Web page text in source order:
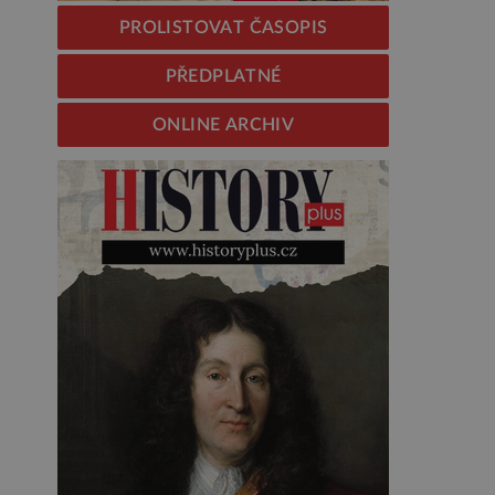
PROLISTOVAT ČASOPIS
PŘEDPLATNÉ
ONLINE ARCHIV